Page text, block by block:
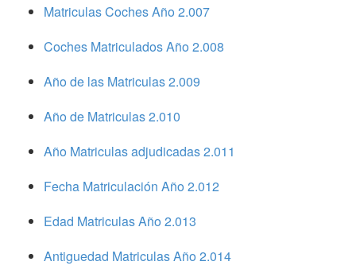
Matriculas Coches Año 2.007
Coches Matriculados Año 2.008
Año de las Matriculas 2.009
Año de Matriculas 2.010
Año Matriculas adjudicadas 2.011
Fecha Matriculación Año 2.012
Edad Matriculas Año 2.013
Antiguedad Matriculas Año 2.014